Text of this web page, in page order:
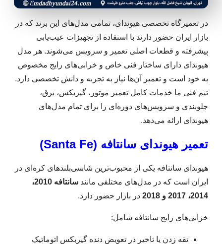
در تعمیرگاه تخصصی هیوندای، تمامی مدل‌های این برند که در
بازار ایران حضور دارند با استفاده از تجهیزات عیب‌یابی
پیشرفته و قطعات اصلی تعمیر و سرویس می‌شوند. هر مدل
هیوندای دارای ساختار فنی خاص و خرابی‌های رایج مخصوص
به خود است و تعمیر آن‌ها نیاز به تجربه و دانش تخصصی دارد.
تیم فنی ما خدمات کامل تعمیر موتور، گیربکس، برق،
جلوبندی و سرویس‌های دوره‌ای را برای تمام مدل‌های
هیوندای ارائه می‌دهد.
تعمیر هیوندای سانتافه (Santa Fe)
هیوندای سانتافه یکی از محبوب‌ترین شاسی‌بلندهای کره‌ای در
ایران است که در مدل‌های مختلفی مانند
سانتافه 2010،
2014، 2017 و 2018
در بازار حضور دارد.
خرابی‌های رایج سانتافه شامل:
تقه زدن یا تاخیر در تعویض دنده گیربکس اتوماتیک